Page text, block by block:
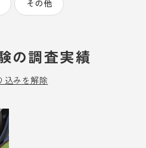
03-5761-5201
未来へつなぐ、
テック採用情報
その他
の調査実績
込みを解除